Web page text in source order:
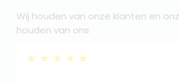
Wij houden van onze klanten en
houden van ons
★★★★★